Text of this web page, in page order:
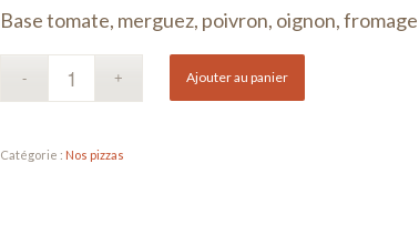
Base tomate, merguez, poivron, oignon, fromage
Ajouter au panier
Catégorie : Nos pizzas